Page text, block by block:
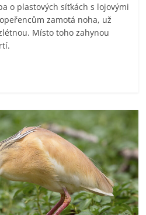
o plastových síťkách s lojovými
zamotá noha, už
Místo toho zahynou